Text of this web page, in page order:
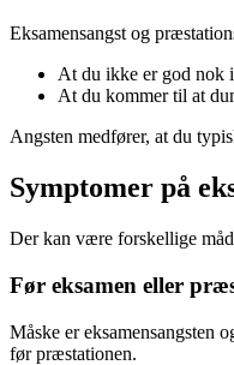
Eksamensangst og
At du ikke er god nok
At du kommer til at
Angsten medfører, at du
Symptomer på
Der kan være forskellige
Før eksamen eller
Måske er eksamensangsten
før præstationen.